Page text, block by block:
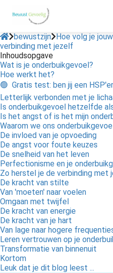
bewustzijn
Hoe volg je
verbinding met jezelf
Inhoudsopgave
Wat is je onderbuikgevoel?
Hoe werkt het?
🟢 Gratis test: ben jij een HSP'er
Letterlijk verbonden met je
Is onderbuikgevoel hetzelfde
Is het angst of is het mijn
Waarom we ons
De invloed van je opvoeding
De angst voor foute keuzes
De snelheid van het leven
Perfectionisme en je
Zo herstel je de verbinding met
De kracht van stilte
Van 'moeten' naar voelen
Omgaan met twijfel
De kracht van energie
De kracht van je hart
Van lage naar hogere
Leren vertrouwen op je
Transformatie van binnenuit
Kortom
Leuk dat je dit blog leest ...